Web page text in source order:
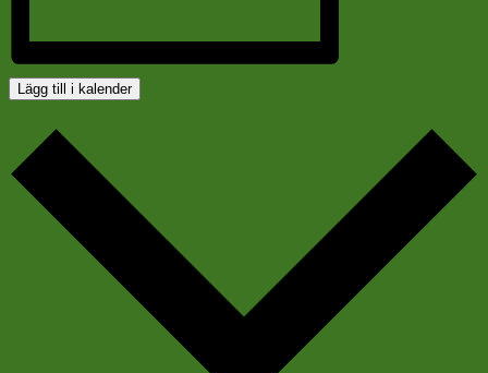
Lägg till i kalender